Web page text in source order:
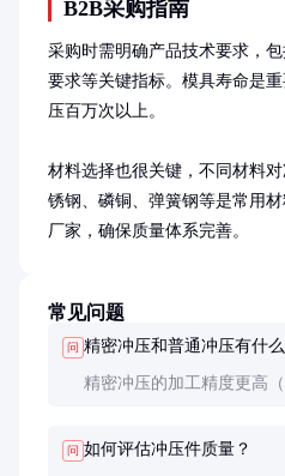
B2B采购指南
采购时需明确产品技术要求，
要求等关键指标。模具寿命是
压百万次以上。
材料选择也很关键，不同材料
锈钢、磷铜、弹簧钢等是常用
厂家，确保质量体系完善。
常见问题
问 精密冲压和普通冲压有什
精密冲压的加工精度更高
问 如何评估冲压件质量？